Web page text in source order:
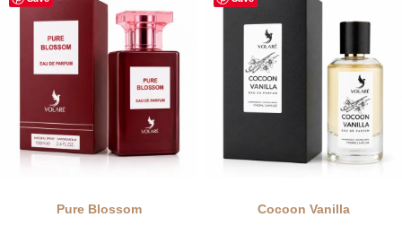
Pure Blossom Cocoon Vanilla